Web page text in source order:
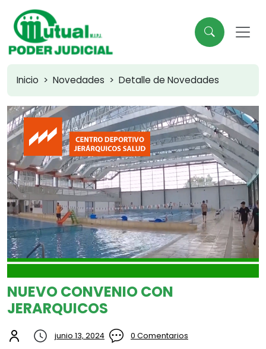
Inicio Novedades Detalle de Novedades
NUEVO CONVENIO CON
JERARQUICOS
junio 13, 2024 0 Comentarios